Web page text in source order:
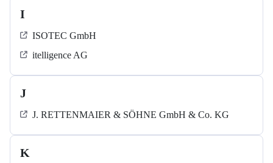
I
ISOTEC GmbH
itelligence AG
J
J. RETTENMAIER & SÖHNE GmbH & Co. KG
K